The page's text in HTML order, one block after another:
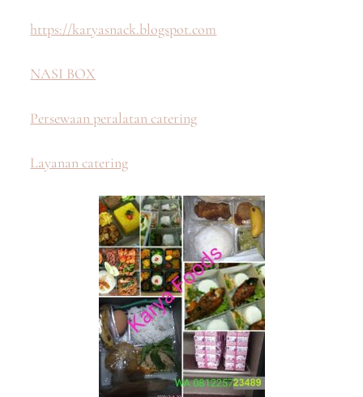
https://karyasnack.blogspot.com
NASI BOX
Persewaan peralatan catering
Layanan catering